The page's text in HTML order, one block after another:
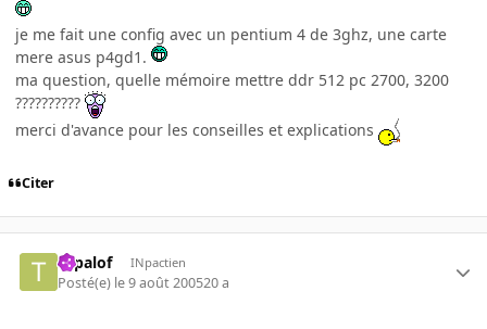
je me fait une config avec un pentium 4 de 3ghz, une carte
mere asus p4gd1.
ma question, quelle mémoire mettre ddr 512 pc 2700, 3200
??????????
merci d'avance pour les conseilles et explications
Citer
topalof INpactien
Posté(e) le 9 août 200520 a